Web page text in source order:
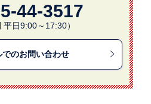
44-3517
平日9:00～17:30）
でのお問い合わせ